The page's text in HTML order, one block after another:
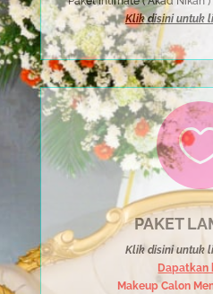
Klik disini untuk
PAKET
Klik disini untuk
Dapatkan
Makeup Calon